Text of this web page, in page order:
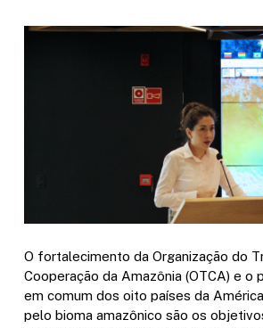
O fortalecimento da Organização do
Cooperação da Amazônia (OTCA) e o
em comum dos oito países da
pelo bioma amazônico são os